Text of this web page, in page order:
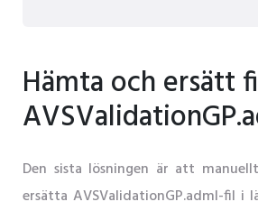
Hämta och ersätt
Den sista lösningen är att
ersätta AVSValidationGP.adml-fil i